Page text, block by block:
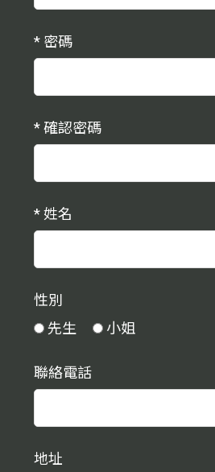
*密碼
*確認密碼
*姓名
性別
先生
小姐
聯絡電話
地址